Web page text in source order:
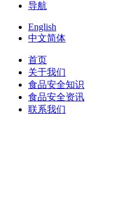
导航
English
中文简体
首页
关于我们
食品安全知识
食品安全资讯
联系我们